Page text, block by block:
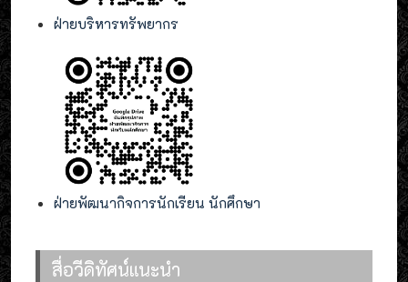
ฝ่ายบริหารทรัพยากร
ฝ่ายพัฒนากิจการนักเรียน นักศึกษา
สื่อวีดิทัศน์แนะนำ